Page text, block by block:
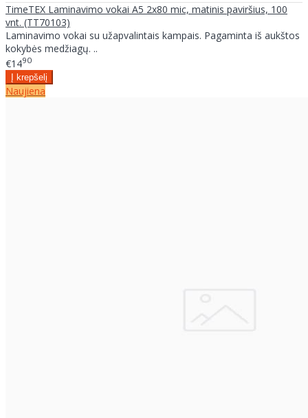
TimeTEX Laminavimo vokai A5 2x80 mic, matinis paviršius, 100
vnt. (TT70103)
Laminavimo vokai su užapvalintais kampais. Pagaminta iš aukštos
kokybės medžiagų. ..
€1490
Naujiena